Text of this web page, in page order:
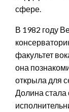
сфере.
В 1982 году
факультет
она
открыла для
Долина стала